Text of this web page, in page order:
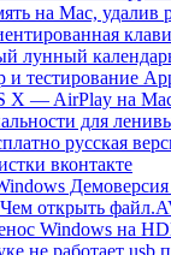
на Mac,
лунный
тестирование
X — AirPlay на
для
русская
вконтакте
Демоверсия
открыть
Windows на
не работает usb